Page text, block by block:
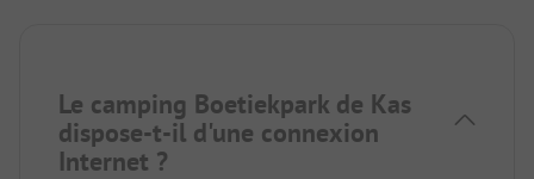
Le camping Boetiekpark de Kas
dispose-t-il d'une connexion
Internet ?